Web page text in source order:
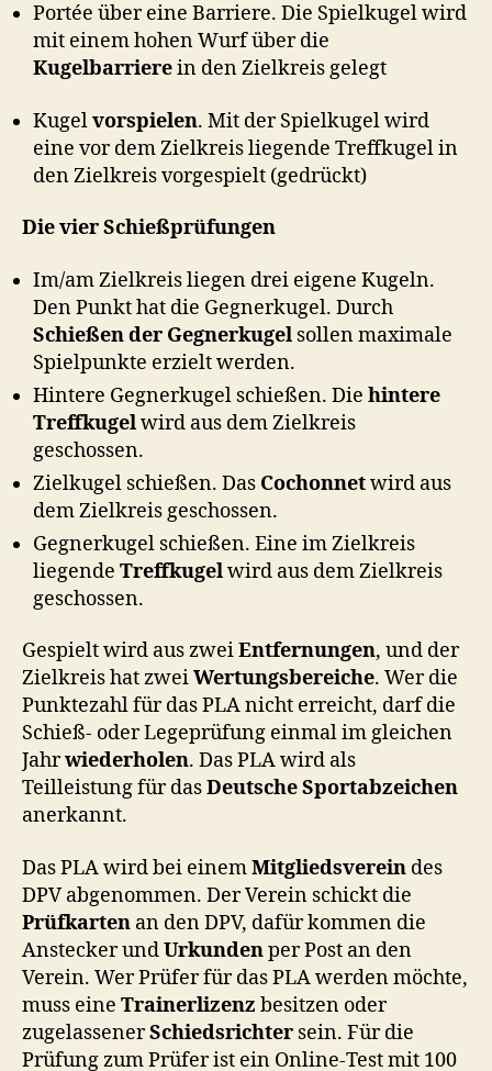
Portée über eine Barriere. Die Spielkugel wird
mit einem hohen Wurf über die
Kugelbarrierein den Zielkreis gelegt
Kugelvorspielen. Mit der Spielkugel wird
eine vor dem Zielkreis liegende Treffkugel in
den Zielkreis vorgespielt (gedrückt)
Die vier Schießprüfungen
Im/am Zielkreis liegen drei eigene Kugeln.
Den Punkt hat die Gegnerkugel. Durch
Schießen der Gegnerkugel sollen maximale
Spielpunkte erzielt werden.
Hintere Gegnerkugel schießen. Die hintere
Treffkugelwird aus dem Zielkreis
geschossen.
Zielkugel schießen. Das Cochonnetwird aus
dem Zielkreis geschossen.
Gegnerkugel schießen. Eine im Zielkreis
liegende Treffkugelwird aus dem Zielkreis
geschossen.
Gespielt wird aus zweiEntfernungen, und der
Zielkreis hat zweiWertungsbereiche. Wer die
Punktezahl für das PLA nicht erreicht, darf die
Schieß- oder Legeprüfung einmal im gleichen
Jahrwiederholen. Das PLA wird als
Teilleistung für dasDeutsche Sportabzeichen
anerkannt.
Das PLA wird bei einemMitgliedsverein des
DPV abgenommen. Der Verein schickt die
Prüfkarten an den DPV, dafür kommen die
Anstecker undUrkundenper Post an den
Verein. Wer Prüfer für das PLA werden möchte,
muss eine Trainerlizenz besitzen oder
zugelassenerSchiedsrichter sein. Für die
Prüfung zum Prüfer ist ein Online-Test mit 100